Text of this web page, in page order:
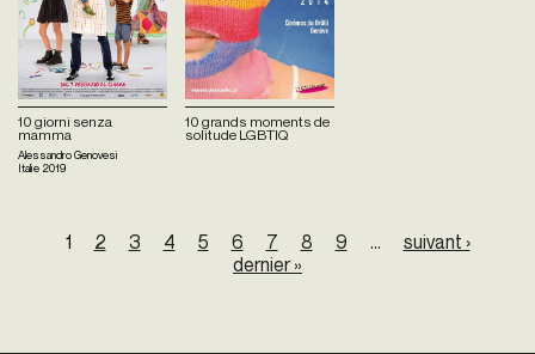
10 giorni senza
mamma
Alessandro Genovesi
Italie 2019
10 grands moments de
solitude LGBTIQ
1 2 3 4 5 6 7 8 9 …
suivant ›
dernier »